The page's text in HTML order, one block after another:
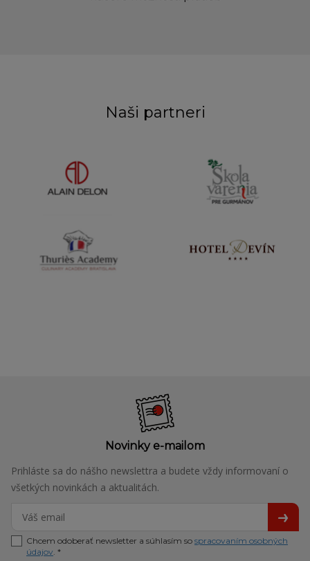
Naši partneri
Novinky e-mailom
Prihláste sa do nášho newslettra a budete vždy informovaní o
všetkých novinkách a aktualitách.
Chcem odoberať newsletter a súhlasím so spracovaním osobných
údajov. *